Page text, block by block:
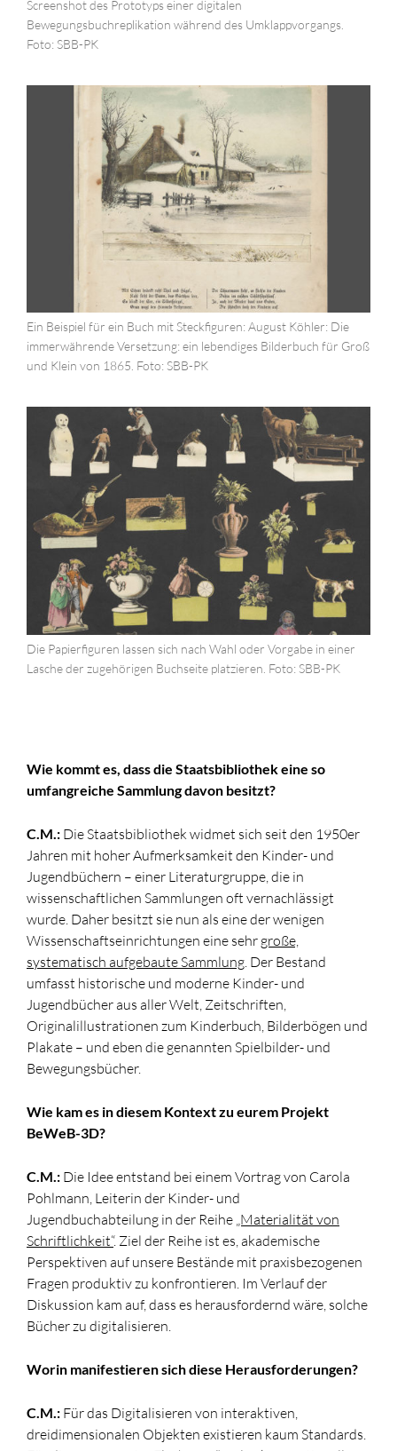
Screenshot des Prototyps einer digitalen
Bewegungsbuchreplikation während des Umklappvorgangs.
Foto: SBB-PK
Ein Beispiel für ein Buch mit Steckfiguren: August Köhler: Die
immerwährende Versetzung: ein lebendiges Bilderbuch für Groß
und Klein von 1865. Foto: SBB-PK
Die Papierfiguren lassen sich nach Wahl oder Vorgabe in einer
Lasche der zugehörigen Buchseite platzieren. Foto: SBB-PK
Wie kommt es, dass die Staatsbibliothek eine so
umfangreiche Sammlung davon besitzt?
C.M.: Die Staatsbibliothek widmet sich seit den 1950er
Jahren mit hoher Aufmerksamkeit den Kinder- und
Jugendbüchern – einer Literaturgruppe, die in
wissenschaftlichen Sammlungen oft vernachlässigt
wurde. Daher besitzt sie nun als eine der wenigen
Wissenschaftseinrichtungen eine sehr große,
systematisch aufgebaute Sammlung. Der Bestand
umfasst historische und moderne Kinder- und
Jugendbücher aus aller Welt, Zeitschriften,
Originalillustrationen zum Kinderbuch, Bilderbögen und
Plakate – und eben die genannten Spielbilder- und
Bewegungsbücher.
Wie kam es in diesem Kontext zu eurem Projekt
BeWeB-3D?
C.M.: Die Idee entstand bei einem Vortrag von Carola
Pohlmann, Leiterin der Kinder- und
Jugendbuchabteilung in der Reihe „Materialität von
Schriftlichkeit“. Ziel der Reihe ist es, akademische
Perspektiven auf unsere Bestände mit praxisbezogenen
Fragen produktiv zu konfrontieren. Im Verlauf der
Diskussion kam auf, dass es herausfordernd wäre, solche
Bücher zu digitalisieren.
Worin manifestieren sich diese Herausforderungen?
C.M.: Für das Digitalisieren von interaktiven,
dreidimensionalen Objekten existieren kaum Standards.